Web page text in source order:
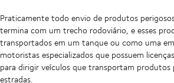
Praticamente todo envio de produtos
termina com um trecho rodoviário, e esses
transportados em um tanque ou como uma
motoristas especializados que possuem
para dirigir veículos que transportam produtos
estradas.